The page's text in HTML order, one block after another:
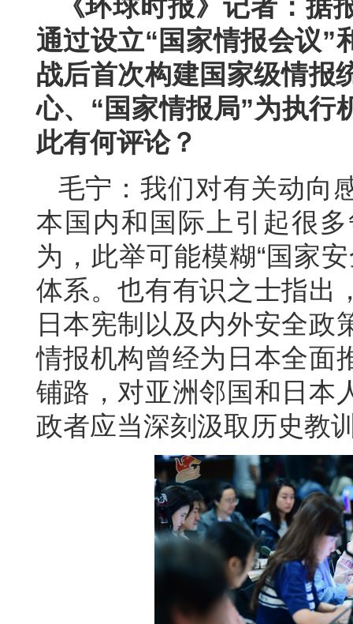
《环球时报》记者：
通过设立“国家情报会议”
战后首次构建国家级情报
心、“国家情报局”为执行
此有何评论？
毛宁：我们对有关动向
本国内和国际上引起很
为，此举可能模糊“国家
体系。也有有识之士指出
日本宪制以及内外安全政
情报机构曾经为日本全面
铺路，对亚洲邻国和日本
政者应当深刻汲取历史教